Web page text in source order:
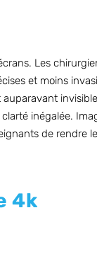
Les
et moins
inégalée.
de rendre
4k